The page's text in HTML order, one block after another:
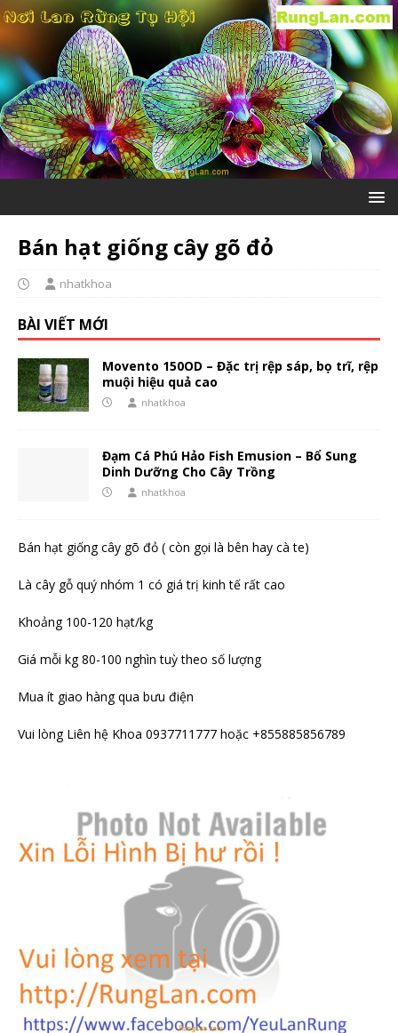
Bán hạt giống cây gõ đỏ
nhatkhoa
BÀI VIẾT MỚI
Movento 150OD – Đặc trị rệp sáp, bọ trĩ, rệp
muội hiệu quả cao
nhatkhoa
Đạm Cá Phú Hảo Fish Emusion – Bổ Sung
Dinh Dưỡng Cho Cây Trồng
nhatkhoa
Bán hạt giống cây gõ đỏ ( còn gọi là bên hay cà te)
Là cây gỗ quý nhóm 1 có giá trị kinh tế rất cao
Khoảng 100-120 hạt/kg
Giá mỗi kg 80-100 nghìn tuỳ theo số lượng
Mua ít giao hàng qua bưu điện
Vui lòng Liên hệ Khoa 0937711777 hoặc +855885856789